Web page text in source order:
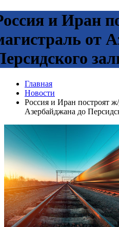
и Иран
от
Главная
Новости
Россия и Иран построят
Азербайджана до